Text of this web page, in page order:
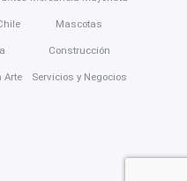
Arte
Mascotas
Construcción
Servicios y Negocios